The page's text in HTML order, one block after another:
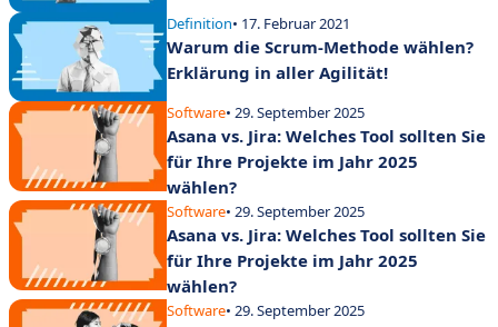
Definition• 17. Februar 2021
Warum die Scrum-Methode wählen?
Erklärung in aller Agilität!
Software• 29. September 2025
Asana vs. Jira: Welches Tool sollten Sie
für Ihre Projekte im Jahr 2025
wählen?
Software• 29. September 2025
Asana vs. Jira: Welches Tool sollten Sie
für Ihre Projekte im Jahr 2025
wählen?
Software• 29. September 2025